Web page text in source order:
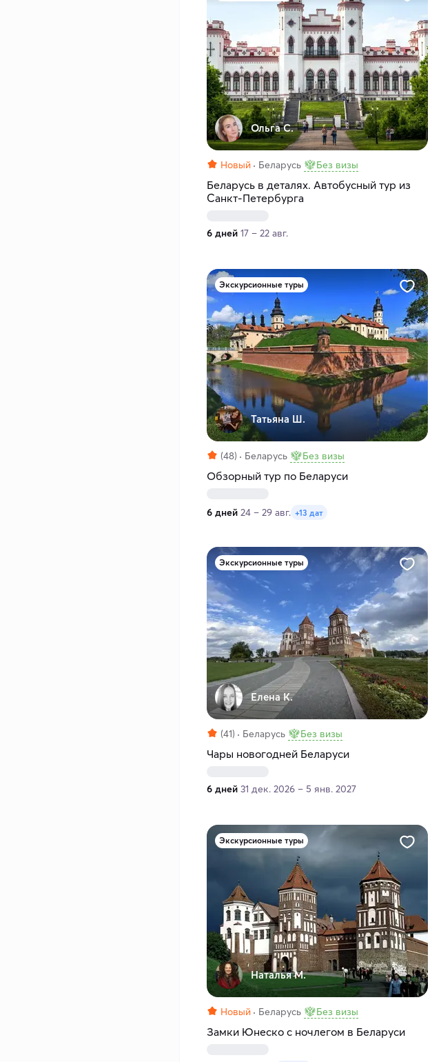
Ольга С.
Новый Беларусь Без визы
Беларусь в деталях. Автобусный тур из
Санкт-Петербурга
6 дней 17 – 22 авг.
Экскурсионные туры
Татьяна Ш.
(48) Беларусь Без визы
Обзорный тур по Беларуси
6 дней 24 – 29 авг. +13 дат
Экскурсионные туры
Елена К.
(41) Беларусь Без визы
Чары новогодней Беларуси
6 дней 31 дек. 2026 – 5 янв. 2027
Экскурсионные туры
Наталья М.
Новый Беларусь Без визы
Замки Юнеско с ночлегом в Беларуси